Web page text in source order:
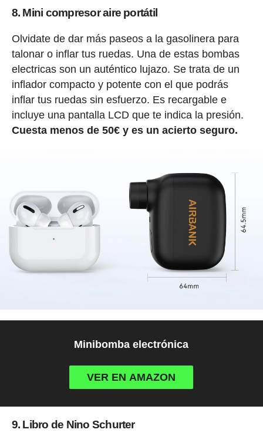
8. Mini compresor aire portátil
Olvidate de dar más paseos a la gasolinera para
talonar o inflar tus ruedas. Una de estas bombas
electricas son un auténtico lujazo. Se trata de un
inflador compacto y potente con el que podrás
inflar tus ruedas sin esfuerzo. Es recargable e
incluye una pantalla LCD que te indica la presión.
Cuesta menos de 50€ y es un acierto seguro.
Minibomba electrónica
VER EN AMAZON
9. Libro de Nino Schurter